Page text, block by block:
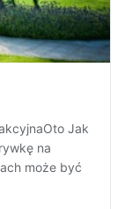
Jak
na
może być